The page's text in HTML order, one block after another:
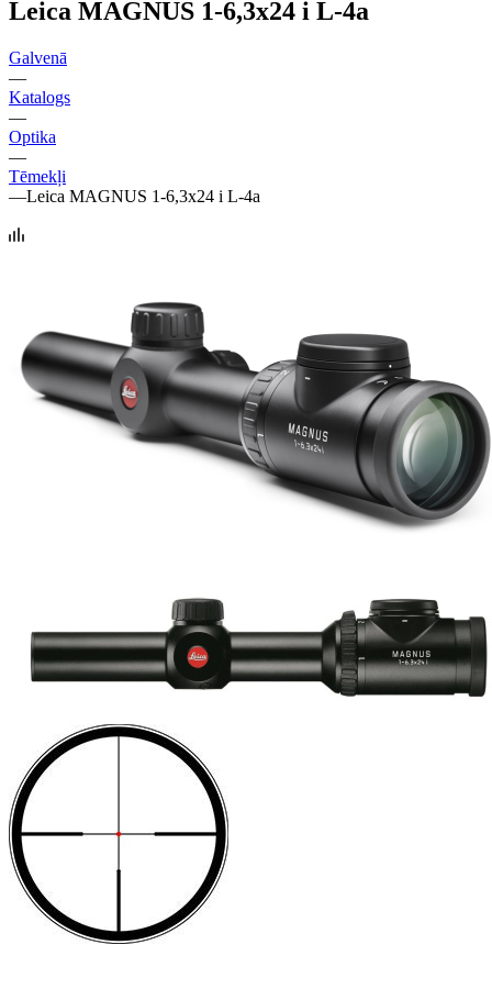
Leica MAGNUS 1-6,3x24 i L-4a
Galvenā
—
Katalogs
—
Optika
—
Tēmekļi
—Leica MAGNUS 1-6,3x24 i L-4a